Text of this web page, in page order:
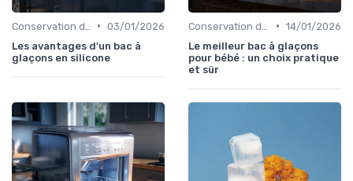
• 03/01/2026
Les avantages d'un bac à
glaçons en silicone
• 14/01/2026
Le meilleur bac à glaçons
pour bébé : un choix pratique
et sûr